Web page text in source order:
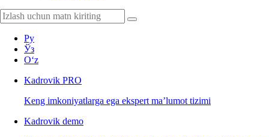
Ру
Ўз
Oʻz
Kadrovik PRO
Keng imkoniyatlarga ega ekspert ma’lumot tizimi
Kadrovik demo